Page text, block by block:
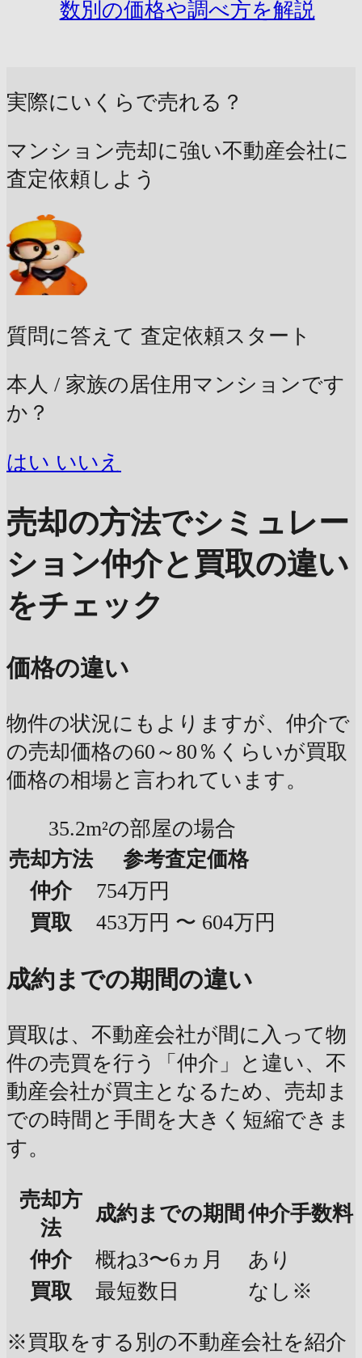
数別の価格や調べ方を解説
実際にいくらで売れる？
マンション売却に強い不動産会社に
査定依頼しよう
質問に答えて 査定依頼スタート
本人 / 家族の居住用マンションです
か？
はい いいえ
売却の方法でシミュレー
ション仲介と買取の違い
をチェック
価格の違い
物件の状況にもよりますが、仲介で
の売却価格の60～80％くらいが買取
価格の相場と言われています。
35.2m²の部屋の場合
売却方法
参考査定価格
仲介
754万円
買取
453万円 〜 604万円
成約までの期間の違い
買取は、不動産会社が間に入って物
件の売買を行う「仲介」と違い、不
動産会社が買主となるため、売却ま
での時間と手間を大きく短縮できま
す。
売却方
法
成約までの期間 仲介手数料
仲介
概ね3〜6ヵ月
あり
買取
最短数日 なし※
※買取をする別の不動産会社を紹介